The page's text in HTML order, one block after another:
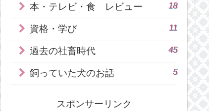
本・テレビ・食 レビュー 18
資格・学び 11
過去の社畜時代 45
飼っていた犬のお話 5
スポンサーリンク